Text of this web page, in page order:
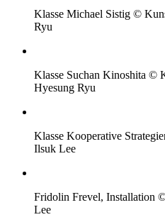
Klasse Michael Sistig ©
Ryu
Klasse Suchan Kinoshita ©
Hyesung Ryu
Klasse Kooperative
Ilsuk Lee
Fridolin Frevel, Installation
Lee